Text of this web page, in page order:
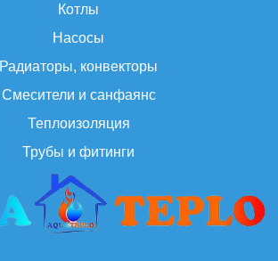
Котлы
Насосы
Радиаторы, конвекторы
Смесители и санфаянс
Теплоизоляция
Трубы и фитинги